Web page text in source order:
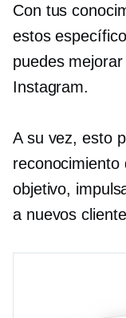
Con tus
estos
puedes
Instagram.
A su vez, esto
reconocimiento
objetivo,
a nuevos